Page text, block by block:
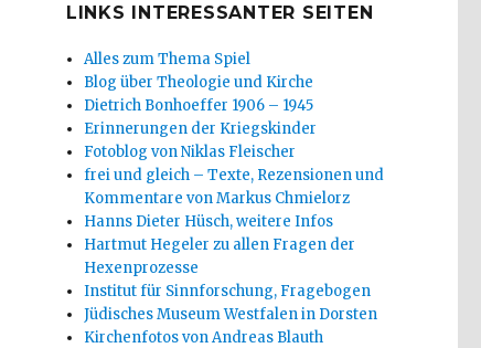
LINKS INTERESSANTER SEITEN
Alles zum Thema Spiel
Blog über Theologie und Kirche
Dietrich Bonhoeffer 1906 – 1945
Erinnerungen der Kriegskinder
Fotoblog von Niklas Fleischer
frei und gleich – Texte, Rezensionen und
Kommentare von Markus Chmielorz
Hanns Dieter Hüsch, weitere Infos
Hartmut Hegeler zu allen Fragen der
Hexenprozesse
Institut für Sinnforschung, Fragebogen
Jüdisches Museum Westfalen in Dorsten
Kirchenfotos von Andreas Blauth